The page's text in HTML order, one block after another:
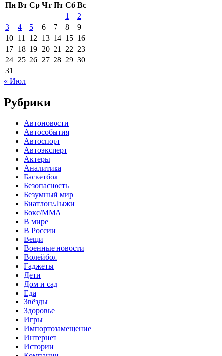
Пн Вт Ср Чт Пт Сб Вс
1
2
3
4 5 6 7 8
9
10 11 12 13 14 15 16
17 18 19 20 21 22 23
24 25 26 27 28 29 30
31
« Июл
Рубрики
Автоновости
Автособытия
Автоспорт
Автоэксперт
Актеры
Аналитика
Баскетбол
Безопасность
Безумный мир
Биатлон/Лыжи
Бокс/MMA
В мире
В России
Вещи
Военные новости
Волейбол
Гаджеты
Дети
Дом и сад
Еда
Звёзды
Здоровье
Игры
Импортозамещение
Интернет
Истории